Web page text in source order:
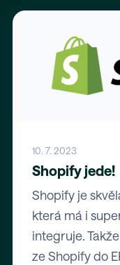
10. 7. 2023
Shopify jede!
Shopify je
která má i
integruje.
ze Shopify do